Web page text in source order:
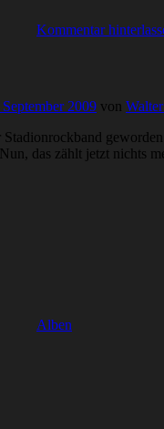
Kommentar
September 2009 von
Stadionrockband
das zählt jetzt nichts
Alben